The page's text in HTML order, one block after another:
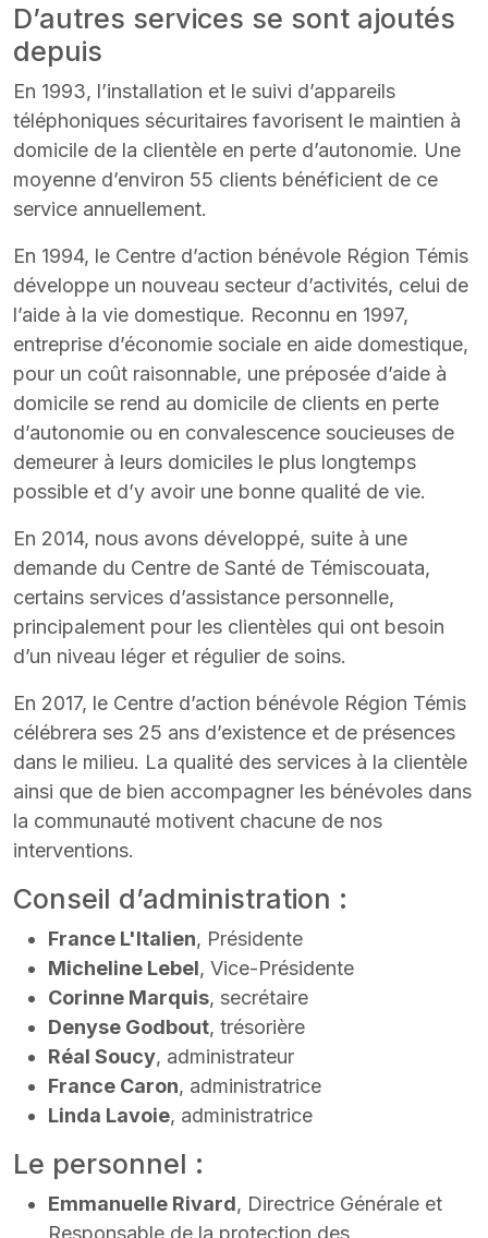
D’autres services se sont ajoutés
depuis
En 1993, l’installation et le suivi d’appareils
téléphoniques sécuritaires favorisent le maintien à
domicile de la clientèle en perte d’autonomie. Une
moyenne d’environ 55 clients bénéficient de ce
service annuellement.
En 1994, le Centre d’action bénévole Région Témis
développe un nouveau secteur d’activités, celui de
l’aide à la vie domestique. Reconnu en 1997,
entreprise d’économie sociale en aide domestique,
pour un coût raisonnable, une préposée d’aide à
domicile se rend au domicile de clients en perte
d’autonomie ou en convalescence soucieuses de
demeurer à leurs domiciles le plus longtemps
possible et d’y avoir une bonne qualité de vie.
En 2014, nous avons développé, suite à une
demande du Centre de Santé de Témiscouata,
certains services d’assistance personnelle,
principalement pour les clientèles qui ont besoin
d’un niveau léger et régulier de soins.
En 2017, le Centre d’action bénévole Région Témis
célébrera ses 25 ans d’existence et de présences
dans le milieu. La qualité des services à la clientèle
ainsi que de bien accompagner les bénévoles dans
la communauté motivent chacune de nos
interventions.
Conseil d’administration :
France L'Italien, Présidente
Micheline Lebel, Vice-Présidente
Corinne Marquis, secrétaire
Denyse Godbout, trésorière
Réal Soucy, administrateur
France Caron, administratrice
Linda Lavoie, administratrice
Le personnel :
Emmanuelle Rivard, Directrice Générale et
Responsable de la protection des